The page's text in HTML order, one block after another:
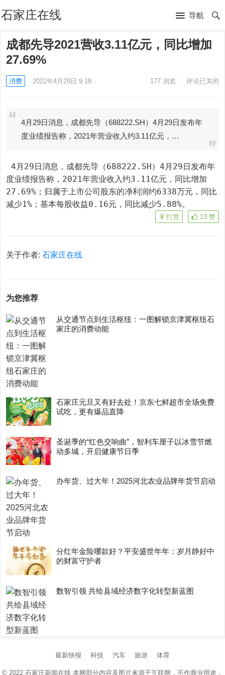
石家庄在线 导航
成都先导2021营收3.11亿元，同比增加
27.69%
消费 2022年4月29日 9:18 177浏览 评论已关闭
4月29日消息，成都先导（688222.SH）4月29日发布年
度业绩报告称，2021年营业收入约3.11亿元，…
4月29日消息，成都先导（688222.SH）4月29日发布年
度业绩报告称，2021年营业收入约3.11亿元，同比增加
27.69%；归属于上市公司股东的净利润约6338万元，同比
减少1%；基本每股收益0.16元，同比减少5.88%。
13 赞
打赏
关于作者:石家庄在线
为您推荐
从交通节点到生活枢纽：一图解锁京津冀枢纽石
家庄的消费动能
石家庄元旦又有好去处！京东七鲜超市全场免费
试吃，更有爆品直降
圣诞季的“红色交响曲”，智利车厘子以冰雪节燃
动多城，开启健康节日季
办年货、过大年！2025河北农业品牌年货节启动
分红年金险哪款好？平安盛世年年：岁月静好中
的财富守护者
数智引领 共绘县域经济数字化转型新蓝图
最新快报 科技 汽车 旅游 体育
© 2022 石家庄新闻在线本网部分内容及图片来源于互联网，不作商业用途，